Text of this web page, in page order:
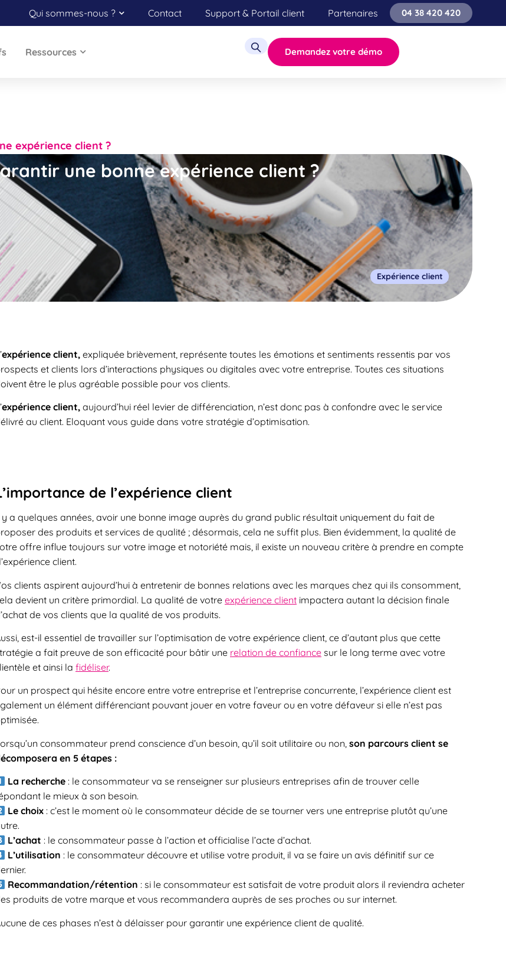
Qui sommes-nous ? Contact Support & Portail client Partenaires 04 38 420 420
Ressources Demandez votre démo
expérience client ?
une bonne expérience client ?
Expérience client
expérience client, expliquée brièvement, représente toutes les émotions et sentiments ressentis par vos
et clients lors d’interactions physiques ou digitales avec votre entreprise. Toutes ces situations
être le plus agréable possible pour vos clients.
expérience client, aujourd’hui réel levier de différenciation, n’est donc pas à confondre avec le service
au client. Eloquant vous guide dans votre stratégie d’optimisation.
de l’expérience client
y a quelques années, avoir une bonne image auprès du grand public résultait uniquement du fait de
des produits et services de qualité ; désormais, cela ne suffit plus. Bien évidemment, la qualité de
offre influe toujours sur votre image et notoriété mais, il existe un nouveau critère à prendre en compte
client.
clients aspirent aujourd’hui à entretenir de bonnes relations avec les marques chez qui ils consomment,
devient un critère primordial. La qualité de votreexpérience clientimpactera autant la décision finale
de vos clients que la qualité de vos produits.
est-il essentiel de travailler sur l’optimisation de votre expérience client, ce d’autant plus que cette
a fait preuve de son efficacité pour bâtir une relation de confiancesur le long terme avec votre
et ainsi la fidéliser.
un prospect qui hésite encore entre votre entreprise et l’entreprise concurrente, l’expérience client est
un élément différenciant pouvant jouer en votre faveur ou en votre défaveur si elle n’est pas
consommateur prend conscience d’un besoin, qu’il soit utilitaire ou non, son parcours client se
en 5 étapes :
La recherche : le consommateur va se renseigner sur plusieurs entreprises afin de trouver celle
le mieux à son besoin.
Le choix : c’est le moment où le consommateur décide de se tourner vers une entreprise plutôt qu’une
L’achat : le consommateur passe à l’action et officialise l’acte d’achat.
L’utilisation : le consommateur découvre et utilise votre produit, il va se faire un avis définitif sur ce
Recommandation/rétention : si le consommateur est satisfait de votre produit alors il reviendra acheter
produits de votre marque et vous recommandera auprès de ses proches ou sur internet.
de ces phases n’est à délaisser pour garantir une expérience client de qualité.